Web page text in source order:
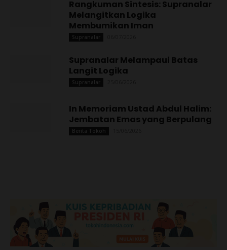
Rangkuman Sintesis: Supranalar
Melangitkan Logika
Membumikan Iman
Supranalar
Supranalar Melampaui Batas
Langit Logika
Supranalar
In Memoriam Ustad Abdul Halim:
Jembatan Emas yang Berpulang
Berita Tokoh